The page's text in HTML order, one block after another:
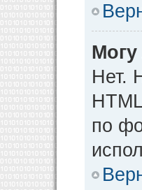
Могу
Нет.
по